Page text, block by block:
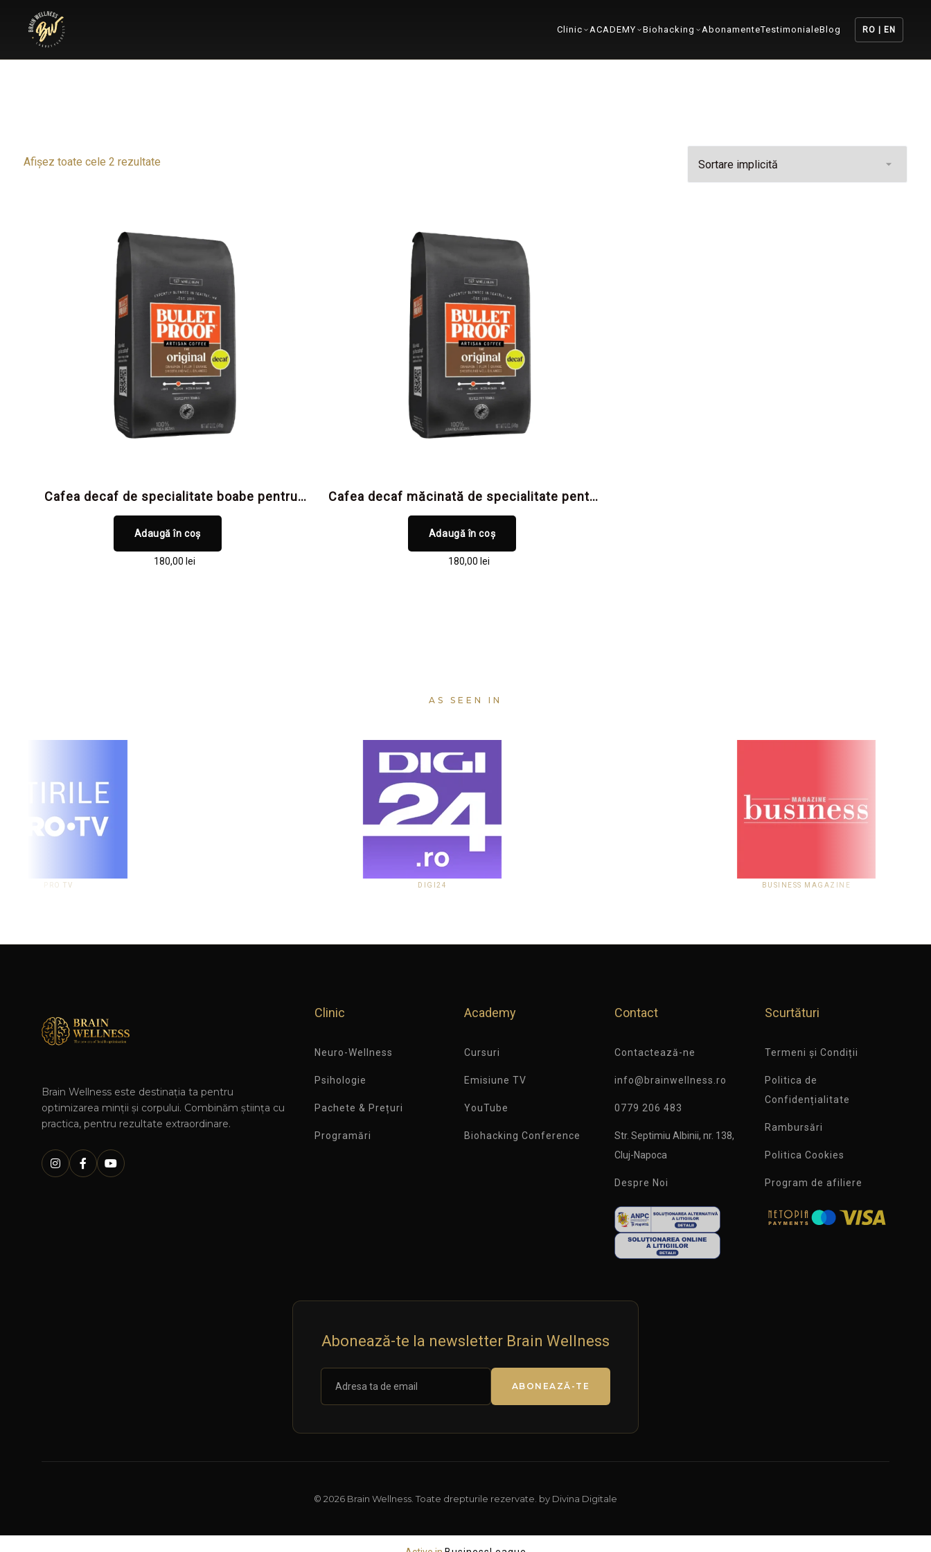
Clinic ACADEMY Biohacking AbonamenteTestimonialeBlog RO | EN
Afișez toate cele 2 rezultate
Cafea decaf de specialitate boabe pentru
claritate mentală și focus, fără cofeină și
fără toxine
Adaugă în coș
180,00 lei
Cafea decaf măcinată de specialitate pentru
claritate mentală și focus, fără cofeină și
fără toxine
Adaugă în coș
180,00 lei
AS SEEN IN
BUSINESS MAGAZINE
Brain Wellness este destinația ta pentru
optimizarea minții și corpului. Combinăm știința cu
practica, pentru rezultate extraordinare.
Clinic
Neuro-Wellness
Psihologie
Pachete & Prețuri
Programări
Academy
Cursuri
Emisiune TV
YouTube
Biohacking Conference
Contact
Contactează-ne
info@brainwellness.ro
0779 206 483
Str. Septimiu Albinii, nr. 138,
Cluj-Napoca
Despre Noi
Scurtături
Termeni și Condiții
Politica de
Confidențialitate
Rambursări
Politica Cookies
Program de afiliere
Abonează-te la newsletter Brain Wellness
ABONEAZĂ-TE
© 2026 Brain Wellness. Toate drepturile rezervate. by Divina Digitale